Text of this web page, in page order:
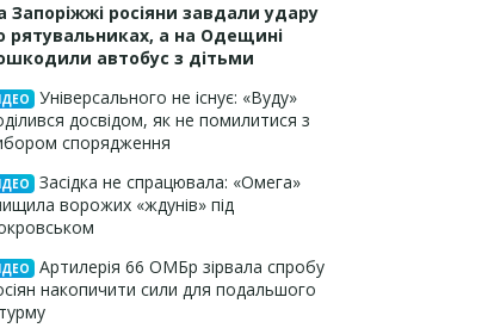
Запоріжжі росіяни завдали удару
рятувальниках, а на Одещині
автобус з дітьми
Універсального не існує: «Вуду»
досвідом, як не помилитися з
спорядження
Засідка не спрацювала: «Омега»
ворожих «ждунів» під
Артилерія 66 ОМБр зірвала спробу
накопичити сили для подальшого